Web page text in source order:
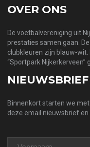
OVER ONS
De voetbalvereniging uit
prestaties samen gaan.
clubkleuren zijn blauw-
“Sportpark Nijkerkerveen”
NIEUWSBRIEF
Binnenkort starten we
deze email nieuwsbrief